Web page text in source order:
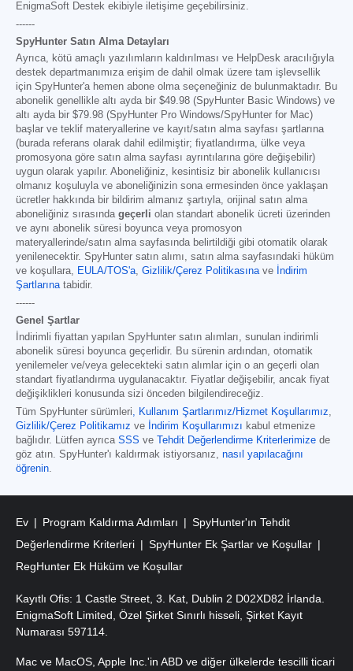
EnigmaSoft Destek ekibiyle iletişime geçebilirsiniz.
------
SpyHunter Satın Alma Detayları
Ayrıca, kötü amaçlı yazılımların kaldırılması ve HelpDesk aracılığıyla
destek departmanımıza erişim de dahil olmak üzere tam işlevsellik
için SpyHunter'a hemen abone olma seçeneğiniz de bulunmaktadır. Bu
abonelik genellikle altı ayda bir $49.98 (SpyHunter Basic Windows) ve
altı ayda bir $79.98 (SpyHunter Pro Windows/SpyHunter for Mac)
başlar ve teklif materyallerine ve kayıt/satın alma sayfası şartlarına
(burada referans olarak dahil edilmiştir; fiyatlandırma, ülke veya
promosyona göre satın alma sayfası ayrıntılarına göre değişebilir)
uygun olarak yapılır. Aboneliğiniz, kesintisiz bir abonelik kullanıcısı
olmanız koşuluyla ve aboneliğinizin sona ermesinden önce yaklaşan
ücretler hakkında bir bildirim almanız şartıyla, orijinal satın alma
aboneliğiniz sırasında geçerli olan standart abonelik ücreti üzerinden
ve aynı abonelik süresi boyunca veya promosyon
materyallerinde/satın alma sayfasında belirtildiği gibi otomatik olarak
yenilenecektir. SpyHunter satın alımı, satın alma sayfasındaki hüküm
ve koşullara, EULA/TOS'a, Gizlilik/Çerez Politikasınave İndirim
Şartlarınatabidir.
------
Genel Şartlar
İndirimli fiyattan yapılan SpyHunter satın alımları, sunulan indirimli
abonelik süresi boyunca geçerlidir. Bu sürenin ardından, otomatik
yenilemeler ve/veya gelecekteki satın alımlar için o an geçerli olan
standart fiyatlandırma uygulanacaktır. Fiyatlar değişebilir, ancak fiyat
değişiklikleri konusunda sizi önceden bilgilendireceğiz.
Tüm SpyHunter sürümleri, Kullanım Şartlarımız/Hizmet Koşullarımız,
Gizlilik/Çerez Politikamız ve İndirim Koşullarımızı kabul etmenize
bağlıdır. Lütfen ayrıca SSS ve Tehdit Değerlendirme Kriterlerimize de
göz atın. SpyHunter'ı kaldırmak istiyorsanız, nasıl yapılacağını
öğrenin.
Ev Program Kaldırma Adımları
SpyHunter'ın Tehdit
Değerlendirme Kriterleri
SpyHunter Ek Şartlar ve Koşullar
RegHunter Ek Hüküm ve Koşullar
Kayıtlı Ofis: 1 Castle Street, 3. Kat, Dublin 2 D02XD82 İrlanda.
EnigmaSoft Limited, Özel Şirket Sınırlı hisseli, Şirket Kayıt
Numarası 597114.
Mac ve MacOS, Apple Inc.'in ABD ve diğer ülkelerde tescilli ticari